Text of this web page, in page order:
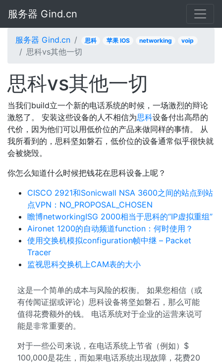
服务器 Gind.cn
服务器 Gind.cn 思科 苹果 IOS networking voip
思科vs其他一切
思科vs其他一切
当我们build立一个新的电话系统的时候，一场激烈的辩论
激怒了。 安装这些设备的人不相信为思科设备付出高昂的
代价，因为他们可以用低价位的产品来做同样的事情。 从
我所看到的，思科坚如磐石，低价位的设备通常似乎很快就
会被烧毁。
你怎么知道什么时候把钱花在思科设备上呢？
CISCO 2921和Sonicwall NSA 3600之间的站点到站
点VPN：NO_PROPOSAL_CHOSEN
瞻博networkingISG 2000相当于思科的“IP虚拟重组”
Aironet 1200的自动频道function：何时使用？
使用交换机模拟configuration帧中继 – Packet
Tracer
监视思科交换机上CAM表的大小
这是一个简单的成本与风险的权衡。 如果您相信（或
有传闻证据或评论）思科设备将坚如磐石，那么可能
值得花费额外的钱。 电话系统对于企业的运营来说可
能是非常重要的。
对于一些公司来说，在电话系统上节省（例如）$
100,000是花生，而如果电话系统出现故障，花费20